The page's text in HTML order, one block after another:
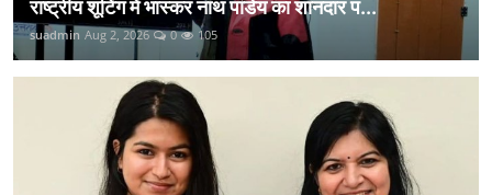
राष्ट्रीय शूटिंग में भास्कर नाथ पांडेय का शानदार प...
suadmin Aug 2, 2026 0 105